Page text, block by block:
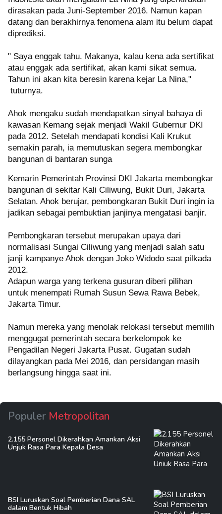
dirasakan pada Juni-September 2016. Namun kapan
datang dan berakhirnya fenomena alam itu belum dapat
diprediksi.
" Saya enggak tahu. Makanya, kalau kena ada sertifikat
atau enggak ada sertifikat, akan kami sikat semua.
Tahun ini akan kita beresin karena kejar La Nina,"
tuturnya.
Ahok mengaku sudah mendapatkan sinyal bahaya di
kawasan Kemang sejak menjadi Wakil Gubernur DKI
pada 2012. Setelah mendapati kondisi Kali Krukut
semakin parah, ia memutuskan segera membongkar
bangunan di bantaran sunga
Kemarin Pemerintah Provinsi DKI Jakarta membongkar
bangunan di sekitar Kali Ciliwung, Bukit Duri, Jakarta
Selatan. Ahok berujar, pembongkaran Bukit Duri ingin ia
jadikan sebagai pembuktian janjinya mengatasi banjir.
Pembongkaran tersebut merupakan upaya dari
normalisasi Sungai Ciliwung yang menjadi salah satu
janji kampanye Ahok dengan Joko Widodo saat pilkada
2012.
Adapun warga yang terkena gusuran diberi pilihan
untuk menempati Rumah Susun Sewa Rawa Bebek,
Jakarta Timur.
Namun mereka yang menolak relokasi tersebut memilih
menggugat pemerintah secara berkelompok ke
Pengadilan Negeri Jakarta Pusat. Gugatan sudah
dilayangkan pada Mei 2016, dan persidangan masih
berlangsung hingga saat ini.
Populer Metropolitan
2.155 Personel Dikerahkan Amankan Aksi
Unjuk Rasa Para Kepala Desa
BSI Luruskan Soal Pemberian Dana SAL
dalam Bentuk Hibah